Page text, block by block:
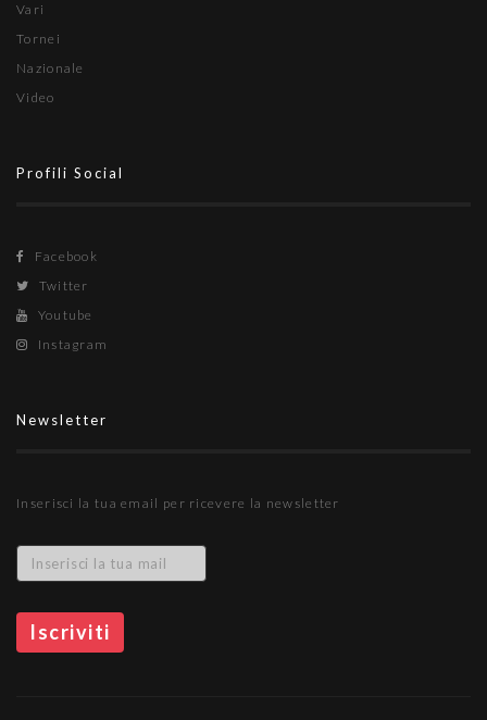
Vari
Tornei
Nazionale
Video
Profili Social
Facebook
Twitter
Youtube
Instagram
Newsletter
Inserisci la tua email per ricevere la newsletter